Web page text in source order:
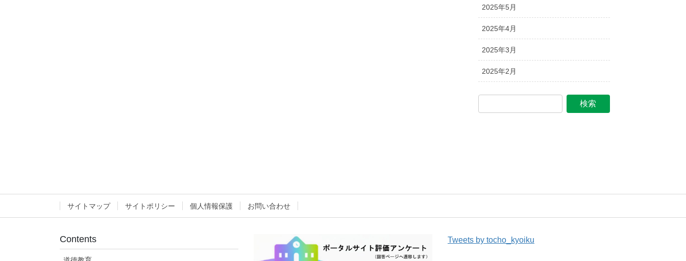
2025年5月
2025年4月
2025年3月
2025年2月
サイトマップ サイトポリシー 個人情報保護 お問い合わせ
Contents Tweets by tocho_kyoiku